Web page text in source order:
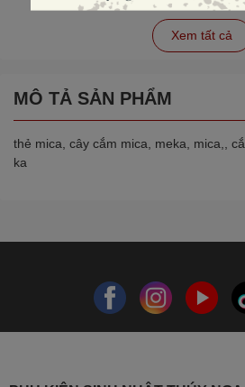
Xem tất cả
MÔ TẢ SẢN PHẨM
thẻ mica, cây cắm mica, meka, mica,,
ka